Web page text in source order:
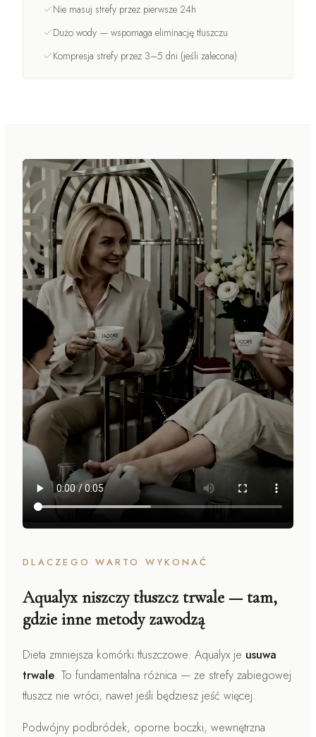
Nie masuj strefy przez pierwsze 24h
Dużo wody — wspomaga eliminację tłuszczu
Kompresja strefy przez 3–5 dni (jeśli zalecona)
DLACZEGO WARTO WYKONAĆ
Aqualyx niszczy tłuszcz trwale — tam,
gdzie inne metody zawodzą
Dieta zmniejsza komórki tłuszczowe. Aqualyx je usuwa
trwale. To fundamentalna różnica — ze strefy zabiegowej
tłuszcz nie wróci, nawet jeśli będziesz jeść więcej.
Podwójny podbródek, oporne boczki, wewnętrzna